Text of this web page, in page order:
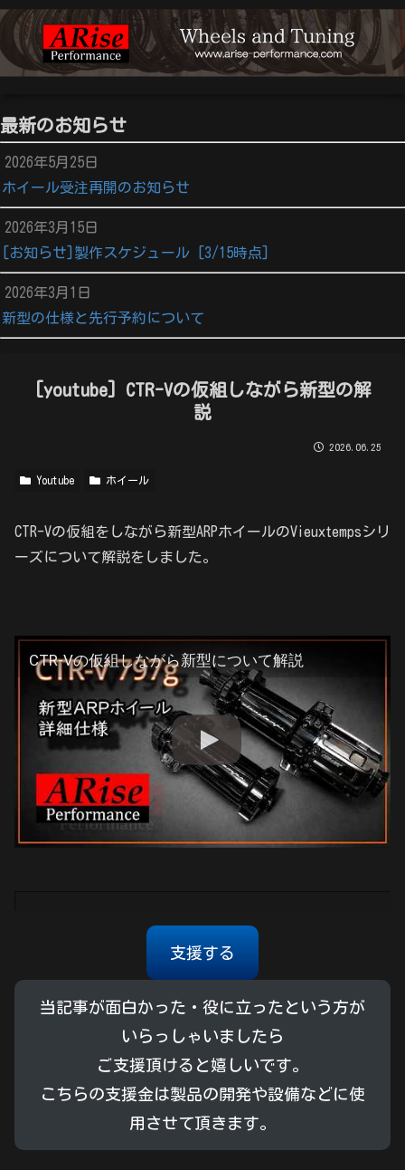
最新のお知らせ
2026年5月25日
ホイール受注再開のお知らせ
2026年3月15日
[お知らせ]製作スケジュール [3/15時点]
2026年3月1日
新型の仕様と先行予約について
[youtube] CTR-Vの仮組しながら新型の解
説
2026.06.25
Youtube ホイール
CTR-Vの仮組をしながら新型ARPホイールのVieuxtempsシリ
ーズについて解説をしました。
CTR-Vの仮組しながら新型について解説
支援する
当記事が面白かった・役に立ったという方が
いらっしゃいましたら
ご支援頂けると嬉しいです。
こちらの支援金は製品の開発や設備などに使
用させて頂きます。